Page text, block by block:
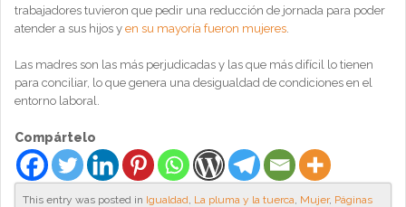
trabajadores tuvieron que pedir una reducción de jornada para poder
atender a sus hijos y en su mayoría fueron mujeres.
Las madres son las más perjudicadas y las que más difícil lo tienen
para conciliar, lo que genera una desigualdad de condiciones en el
entorno laboral.
Compártelo
This entry was posted in Igualdad, La pluma y la tuerca, Mujer, Páginas